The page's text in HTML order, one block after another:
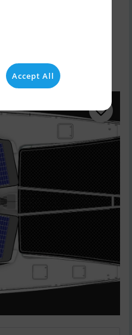
salg
Accept All